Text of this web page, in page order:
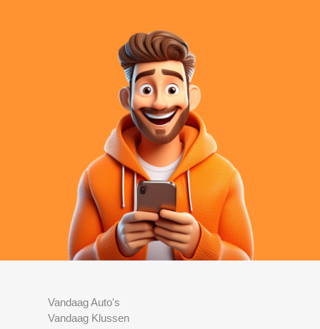
Vandaag Auto's
Vandaag Klussen